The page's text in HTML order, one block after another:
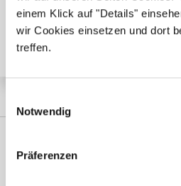
einem Klick auf "Details"
wir Cookies einsetzen und dort
treffen.
Notwendig
Präferenzen
Apotheker (m/w/d) in Voll-
Alb-Donau-Kreis